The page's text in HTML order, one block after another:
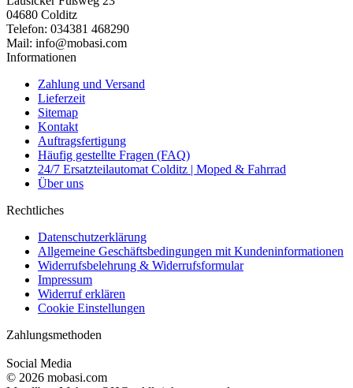
04680 Colditz
Telefon: 034381 468290
Mail: info@mobasi.com
Informationen
Zahlung und Versand
Lieferzeit
Sitemap
Kontakt
Auftragsfertigung
Häufig gestellte Fragen (FAQ)
24/7 Ersatzteilautomat Colditz | Moped & Fahrrad
Über uns
Rechtliches
Datenschutzerklärung
Allgemeine Geschäftsbedingungen mit Kundeninformationen
Widerrufsbelehrung & Widerrufsformular
Impressum
Widerruf erklären
Cookie Einstellungen
Zahlungsmethoden
Social Media
© 2026 mobasi.com